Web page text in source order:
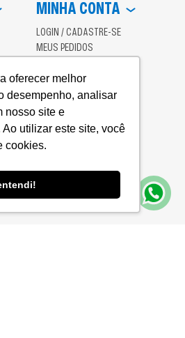
oferecer melhor
desempenho, analisar
nosso site e
utilizar este site, você
cookies.
MINHA CONTA
LOGIN / CADASTRE-SE
MEUS PEDIDOS